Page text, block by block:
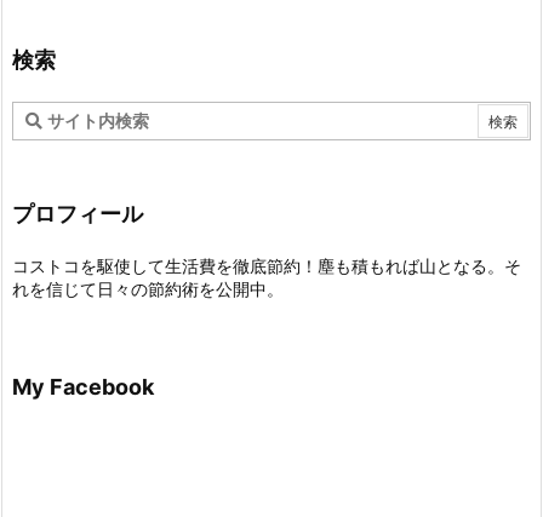
検索
プロフィール
コストコを駆使して生活費を徹底節約！塵も積もれば山となる。そ
れを信じて日々の節約術を公開中。
My Facebook